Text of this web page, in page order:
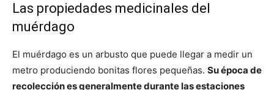
Las propiedades medicinales del
muérdago
El muérdago es un arbusto que puede llegar a medir un
metro produciendo bonitas flores pequeñas. Su época de
recolección es generalmente durante las estaciones